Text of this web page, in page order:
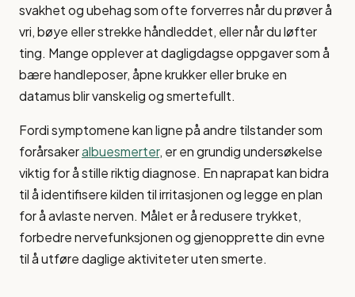
svakhet og ubehag som ofte forverres når du prøver å
vri, bøye eller strekke håndleddet, eller når du løfter
ting. Mange opplever at dagligdagse oppgaver som å
bære handleposer, åpne krukker eller bruke en
datamus blir vanskelig og smertefullt.
Fordi symptomene kan ligne på andre tilstander som
forårsakeralbuesmerter, er en grundig undersøkelse
viktig for å stille riktig diagnose. En naprapat kan bidra
til å identifisere kilden til irritasjonen og legge en plan
for å avlaste nerven. Målet er å redusere trykket,
forbedre nervefunksjonen og gjenopprette din evne
til å utføre daglige aktiviteter uten smerte.